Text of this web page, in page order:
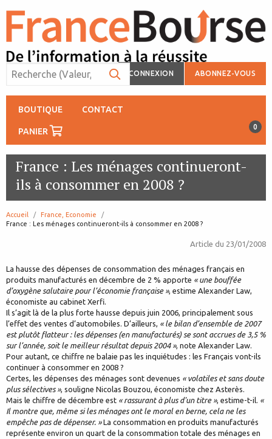
CONNEXION ABONNEZ-VOUS
BOUTIQUE CONTACT
PANIER 0
France : Les ménages continueront-
ils à consommer en 2008 ?
Accueil
France, Economie
page:
France : Les ménages continueront-ils à consommer en 2008 ?
Article du 23/01/2008
La hausse des dépenses de consommation des ménages français en
produits manufacturés en décembre de 2 % apporte « une bouffée
d’oxygène salutaire pour l’économie française », estime Alexander Law,
économiste au cabinet Xerfi.
Il s’agit là de la plus forte hausse depuis juin 2006, principalement sous
l’effet des ventes d’automobiles. D’ailleurs, « le bilan d’ensemble de 2007
est plutôt flatteur : les dépenses (en manufacturés) se sont accrues de 3,5 %
sur l’année, soit le meilleur résultat depuis 2004 », note Alexander Law.
Pour autant, ce chiffre ne balaie pas les inquiétudes : les Français vont-ils
continuer à consommer en 2008 ?
Certes, les dépenses des ménages sont devenues « volatiles et sans doute
plus sélectives », souligne Nicolas Bouzou, économiste chez Asterès.
Mais le chiffre de décembre est « rassurant à plus d'un titre », estime-t-il. «
Il montre que, même si les ménages ont le moral en berne, cela ne les
empêche pas de dépenser. »La consommation en produits manufacturés
représente environ un quart de la consommation totale des ménages en